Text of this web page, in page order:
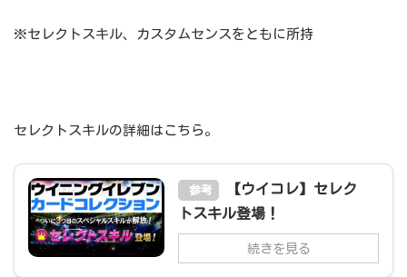
※セレクトスキル、カスタムセンスをともに所持
セレクトスキルの詳細はこちら。
参考
【ウイコレ】セレク
トスキル登場！
続きを見る